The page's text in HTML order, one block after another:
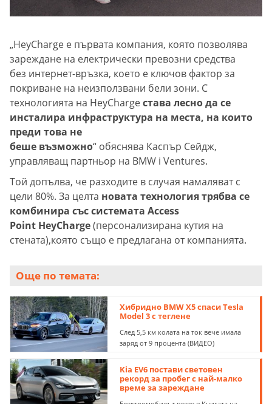
„HeyCharge е първата компания, която позволява
зареждане на електрически превозни средства
без интернет-връзка, което е ключов фактор за
покриване на неизползвани бели зони. С
технологията на HeyChargeстава лесно да се
инсталира инфраструктура на места, на които
преди това не
беше възможно“ обяснява Каспър Сейдж,
управляващ партньор на BMW i Ventures.
Той допълва, че разходите в случая намаляват с
цели 80%. За целта новата технология трябва се
комбинира със системата Access
Point HeyCharge(персонализирана кутия на
стената),която също е предлагана от компанията.
Още по темата:
Хибридно BMW X5 спаси Tesla
Model 3 с теглене
След 5,5 км колата на ток вече имала
заряд от 9 процента (ВИДЕО)
Kia EV6 постави световен
рекорд за пробег с най-малко
време за зареждане